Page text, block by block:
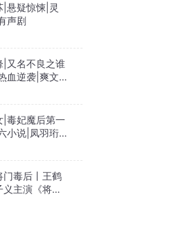
|悬疑惊悚|灵
声剧
|又名不良之谁
血逆袭|爽文爆
费
|毒妃魔后第一
小说|凤羽珩玄
门毒后丨王鹤
义主演《将门
丨千山茶客